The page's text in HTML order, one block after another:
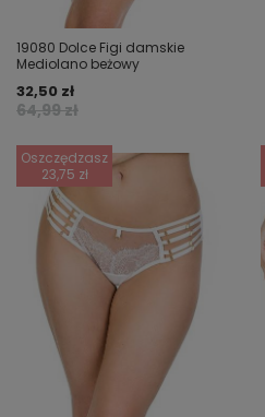
19080 Dolce Figi damskie
Mediolano beżowy
64,99 zł
32,50 zł
Oszczędzasz
23,75 zł